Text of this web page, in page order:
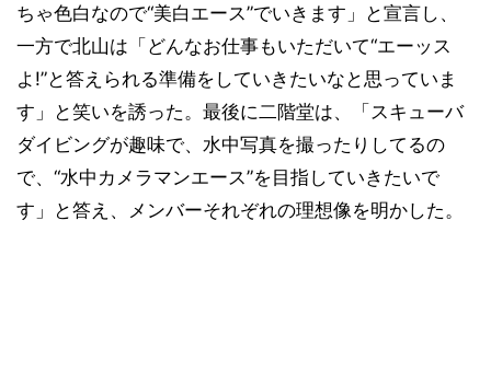
ちゃ色白なので“美白エース”でいきます」と宣言し、
一方で北山は「どんなお仕事もいただいて“エーッス
よ!”と答えられる準備をしていきたいなと思っていま
す」と笑いを誘った。最後に二階堂は、「スキューバ
ダイビングが趣味で、水中写真を撮ったりしてるの
で、“水中カメラマンエース”を目指していきたいで
す」と答え、メンバーそれぞれの理想像を明かした。